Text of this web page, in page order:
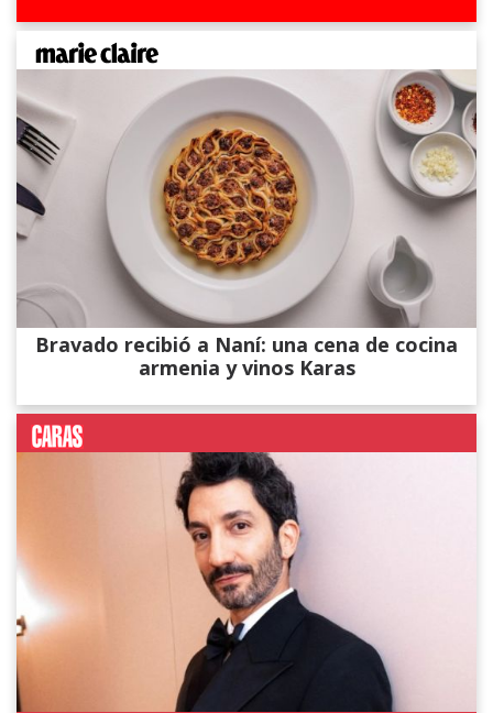
Bravado recibió a Naní: una cena de cocina
armenia y vinos Karas